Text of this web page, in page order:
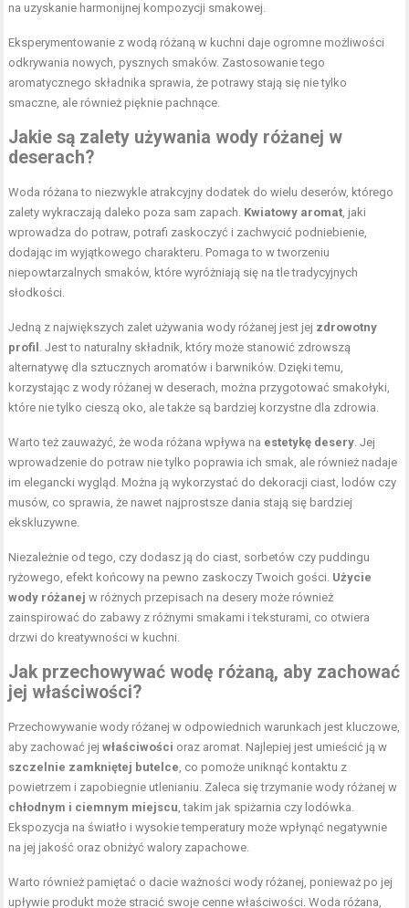
na uzyskanie harmonijnej kompozycji smakowej.
Eksperymentowanie z wodą różaną w kuchni daje ogromne możliwości
odkrywania nowych, pysznych smaków. Zastosowanie tego
aromatycznego składnika sprawia, że potrawy stają się nie tylko
smaczne, ale również pięknie pachnące.
Jakie są zalety używania wody różanej w
deserach?
Woda różana to niezwykle atrakcyjny dodatek do wielu deserów, którego
zalety wykraczają daleko poza sam zapach. Kwiatowy aromat, jaki
wprowadza do potraw, potrafi zaskoczyć i zachwycić podniebienie,
dodając im wyjątkowego charakteru. Pomaga to w tworzeniu
niepowtarzalnych smaków, które wyróżniają się na tle tradycyjnych
słodkości.
Jedną z największych zalet używania wody różanej jest jej zdrowotny
profil . Jest to naturalny składnik, który może stanowić zdrowszą
alternatywę dla sztucznych aromatów i barwników. Dzięki temu,
korzystając z wody różanej w deserach, można przygotować smakołyki,
które nie tylko cieszą oko, ale także są bardziej korzystne dla zdrowia.
Warto też zauważyć, że woda różana wpływa na estetykę desery. Jej
wprowadzenie do potraw nie tylko poprawia ich smak, ale również nadaje
im elegancki wygląd. Można ją wykorzystać do dekoracji ciast, lodów czy
musów, co sprawia, że nawet najprostsze dania stają się bardziej
ekskluzywne.
Niezależnie od tego, czy dodasz ją do ciast, sorbetów czy puddingu
ryżowego, efekt końcowy na pewno zaskoczy Twoich gości. Użycie
wody różanej w różnych przepisach na desery może również
zainspirować do zabawy z różnymi smakami i teksturami, co otwiera
drzwi do kreatywności w kuchni.
Jak przechowywać wodę różaną, aby zachować
jej właściwości?
Przechowywanie wody różanej w odpowiednich warunkach jest kluczowe,
aby zachować jejwłaściwości oraz aromat. Najlepiej jest umieścić ją w
szczelnie zamkniętej butelce, co pomoże uniknąć kontaktu z
powietrzem i zapobiegnie utlenianiu. Zaleca się trzymanie wody różanej w
chłodnym i ciemnym miejscu, takim jak spiżarnia czy lodówka.
Ekspozycja na światło i wysokie temperatury może wpłynąć negatywnie
na jej jakość oraz obniżyć walory zapachowe.
Warto również pamiętać o dacie ważności wody różanej, ponieważ po jej
upływie produkt może stracić swoje cenne właściwości. Woda różana,